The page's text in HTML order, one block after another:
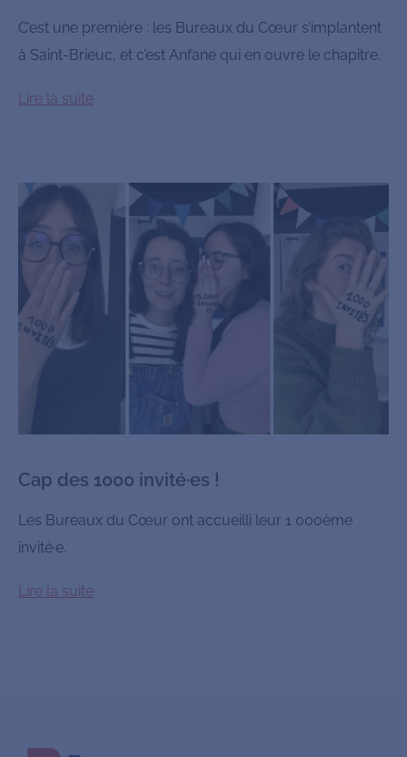
C’est une première : les Bureaux du Cœur s’implantent
à Saint-Brieuc, et c’est Anfane qui en ouvre le chapitre.
Lire la suite
Cap des 1000 invité·es !
Les Bureaux du Cœur ont accueilli leur 1 000ème
invité·e.
Lire la suite